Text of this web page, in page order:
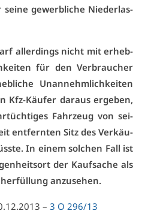
sei­ne ge­werb­li­che Nie­der­las­
al­ler­dings nicht mit er­heb­
für den Ver­brau­cher
Un­an­nehm­lich­kei­ten
Kfz-Käu­fer dar­aus er­ge­ben,
Fahr­zeug von sei­
ent­fern­ten Sitz des Ver­käu­
In ei­nem sol­chen Fall ist
der Kauf­sa­che als
an­zu­se­hen.
– 3 O 296/13